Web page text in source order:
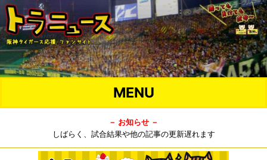
MENU
－ お知らせ －
しばらく、試合結果や他の記事の更新遅れます